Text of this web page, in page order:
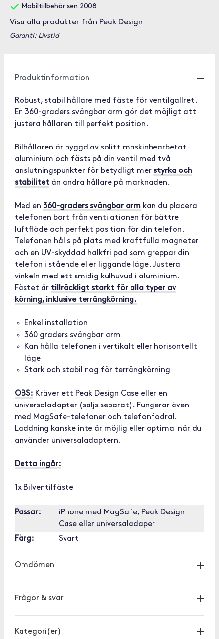
Mobiltillbehör sen 2008
Visa alla produkter från Peak Design
Garanti: Livstid
Produktinformation
Robust, stabil hållare med fäste för ventilgallret.
En 360-graders svängbar arm gör det möjligt att
justera hållaren till perfekt position.
Bilhållaren är byggd av solitt maskinbearbetat
aluminium och fästs på din ventil med två
anslutningspunkter för betydligt mer styrka och
stabilitet än andra hållare på marknaden.
Med en 360-graders svängbar arm kan du placera
telefonen bort från ventilationen för bättre
luftflöde och perfekt position för din telefon.
Telefonen hålls på plats med kraftfulla magneter
och en UV-skyddad halkfri pad som greppar din
telefon i stående eller liggande läge. Justera
vinkeln med ett smidig kulhuvud i aluminium.
Fästet är tillräckligt starkt för alla typer av
körning, inklusive terrängkörning.
Enkel installation
360 graders svängbar arm
Kan hålla telefonen i vertikalt eller horisontellt
läge
Stark och stabil nog för terrängkörning
OBS: Kräver ett Peak Design Case eller en
universaladapter (säljs separat). Fungerar även
med MagSafe-telefoner och telefonfodral.
Laddning kanske inte är möjlig eller optimal när du
använder universaladaptern.
Detta ingår:
1x Bilventilfäste
Passar:
iPhone med MagSafe, Peak Design
Case eller universaladaper
Färg:
Svart
Omdömen
Frågor & svar
Kategori(er)